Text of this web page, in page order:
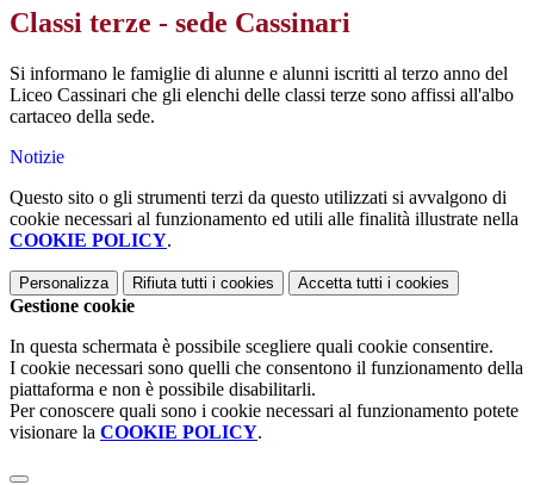
Classi terze - sede Cassinari
Si informano le famiglie di alunne e alunni iscritti al terzo anno del
Liceo Cassinari che gli elenchi delle classi terze sono affissi all'albo
cartaceo della sede.
Notizie
Questo sito o gli strumenti terzi da questo utilizzati si avvalgono di
cookie necessari al funzionamento ed utili alle finalità illustrate nella
COOKIE POLICY.
Personalizza Rifiuta tutti i cookies Accetta tutti i cookies
Gestione cookie
In questa schermata è possibile scegliere quali cookie consentire.
I cookie necessari sono quelli che consentono il funzionamento della
piattaforma e non è possibile disabilitarli.
Per conoscere quali sono i cookie necessari al funzionamento potete
visionare la COOKIE POLICY.